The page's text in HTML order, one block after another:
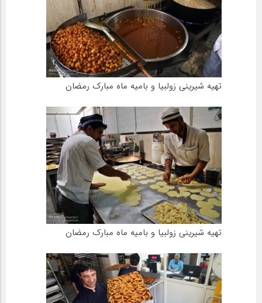
تهیه شیرینی زولبیا و بامیه ماه مبارک رمضان
تهیه شیرینی زولبیا و بامیه ماه مبارک رمضان